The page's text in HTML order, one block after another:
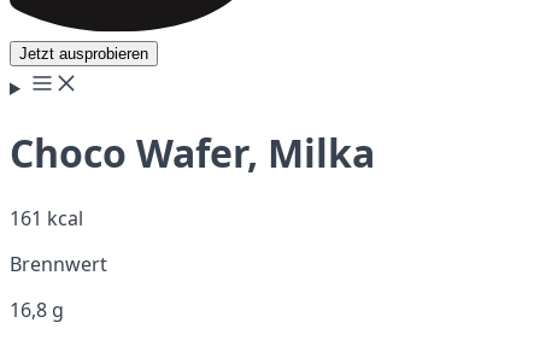
Jetzt ausprobieren
Choco Wafer, Milka
161 kcal
Brennwert
16,8 g